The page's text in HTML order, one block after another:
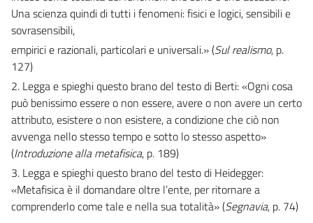
Una scienza quindi di tutti i fenomeni: fisici e logici, sensibili e
sovrasensibili,
empirici e razionali, particolari e universali.» (Sul realismo, p.
127)
2. Legga e spieghi questo brano del testo di Berti:«Ogni cosa
può benissimo essere o non essere, avere o non avere un certo
attributo, esistere o non esistere, a condizione che ciò non
avvenga nello stesso tempo e sotto lo stesso aspetto»
(Introduzione alla metafisica, p. 189)
3. Legga e spieghi questo brano del testo di Heidegger:
«Metafisica è il domandare oltre l’ente, per ritornare a
comprenderlo come tale e nella sua totalità» (Segnavia, p. 74)